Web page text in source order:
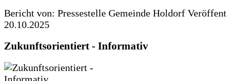
Bericht von: Pressestelle Gemeinde Holdorf
20.10.2025
Zukunftsorientiert - Informativ